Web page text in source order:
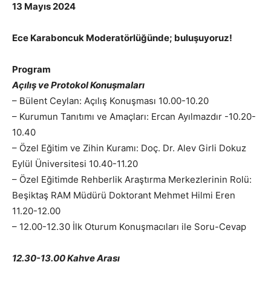
13 Mayıs 2024
Ece Karaboncuk Moderatörlüğünde; buluşuyoruz!
Program
Açılış ve Protokol Konuşmaları
– Bülent Ceylan: Açılış Konuşması 10.00-10.20
– Kurumun Tanıtımı ve Amaçları: Ercan Ayılmazdır -10.20-
10.40
– Özel Eğitim ve Zihin Kuramı: Doç. Dr. Alev Girli Dokuz
Eylül Üniversitesi 10.40-11.20
– Özel Eğitimde Rehberlik Araştırma Merkezlerinin Rolü:
Beşiktaş RAM Müdürü Doktorant Mehmet Hilmi Eren
11.20-12.00
– 12.00-12.30 İlk Oturum Konuşmacıları ile Soru-Cevap
12.30-13.00 Kahve Arası